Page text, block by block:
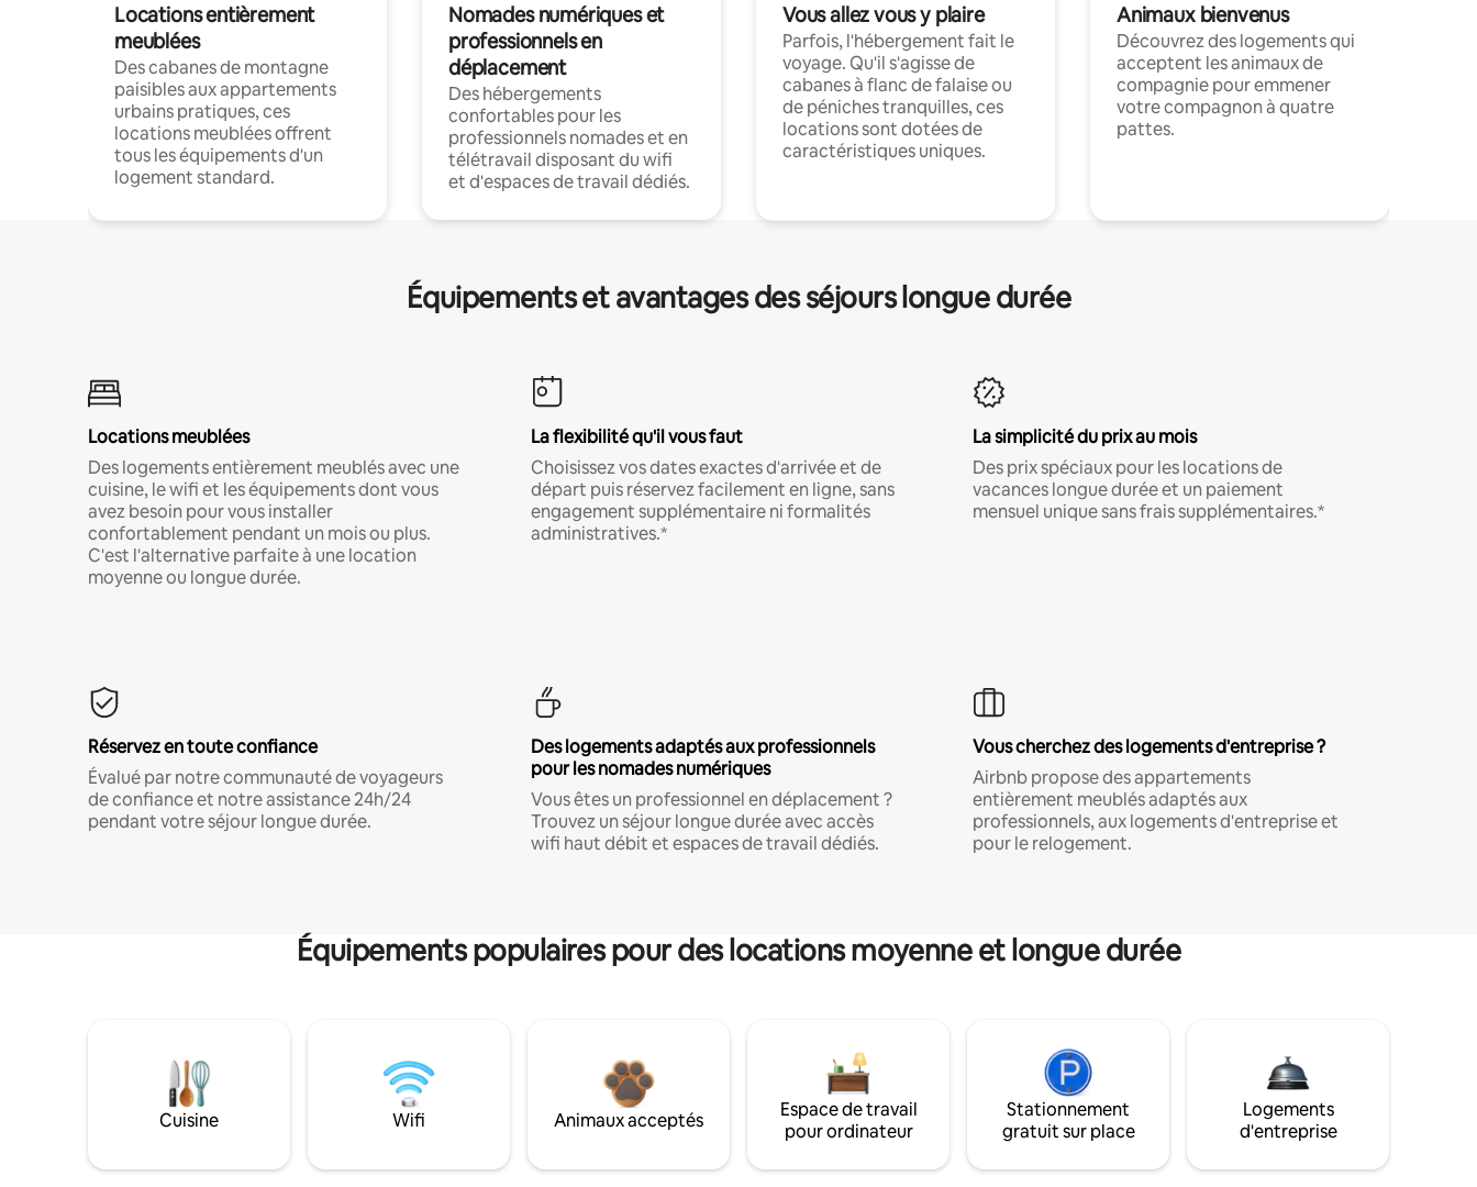
Locations entièrement
meublées
Des cabanes de montagne
paisibles aux appartements
urbains pratiques, ces
locations meublées offrent
tous les équipements d'un
logement standard.
Nomades numériques et
professionnels en
déplacement
Des hébergements
confortables pour les
professionnels nomades et en
télétravail disposant du wifi
et d'espaces de travail dédiés.
Vous allez vous y plaire
Parfois, l'hébergement fait le
voyage. Qu'il s'agisse de
cabanes à flanc de falaise ou
de péniches tranquilles, ces
locations sont dotées de
caractéristiques uniques.
Animaux bienvenus
Découvrez des logements qui
acceptent les animaux de
compagnie pour emmener
votre compagnon à quatre
pattes.
Équipements et avantages des séjours longue durée
Locations meublées
Des logements entièrement meublés avec une
cuisine, le wifi et les équipements dont vous
avez besoin pour vous installer
confortablement pendant un mois ou plus.
C'est l'alternative parfaite à une location
moyenne ou longue durée.
La flexibilité qu'il vous faut
Choisissez vos dates exactes d'arrivée et de
départ puis réservez facilement en ligne, sans
engagement supplémentaire ni formalités
administratives.*
La simplicité du prix au mois
Des prix spéciaux pour les locations de
vacances longue durée et un paiement
mensuel unique sans frais supplémentaires.*
Réservez en toute confiance
Évalué par notre communauté de voyageurs
de confiance et notre assistance 24h/24
pendant votre séjour longue durée.
Des logements adaptés aux professionnels
pour les nomades numériques
Vous êtes un professionnel en déplacement ?
Trouvez un séjour longue durée avec accès
wifi haut débit et espaces de travail dédiés.
Vous cherchez des logements d'entreprise ?
Airbnb propose des appartements
entièrement meublés adaptés aux
professionnels, aux logements d'entreprise et
pour le relogement.
Équipements populaires pour des locations moyenne et longue durée
Cuisine Wifi Animaux acceptés
Espace de travail
pour ordinateur
Stationnement
gratuit sur place
Logements
d'entreprise